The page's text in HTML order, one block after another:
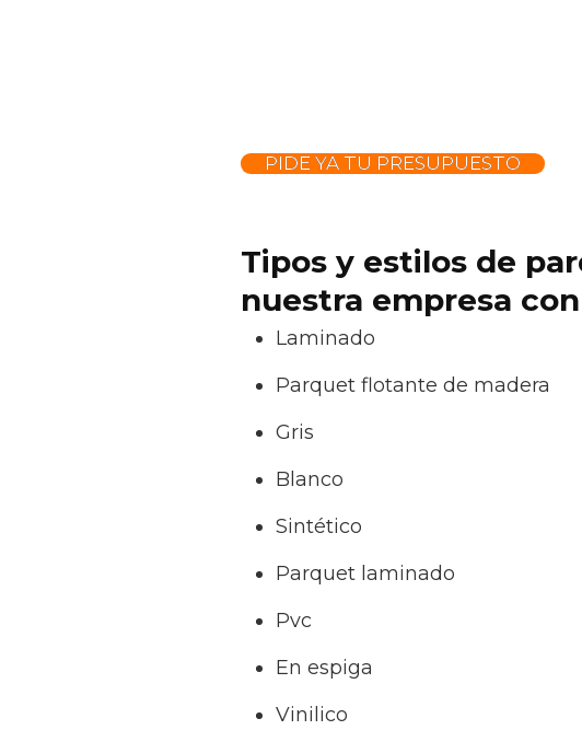
PIDE YA TU PRESUPUESTO
Tipos y estilos de
nuestra empresa
Laminado
Parquet flotante de madera
Gris
Blanco
Sintético
Parquet laminado
Pvc
En espiga
Vinilico